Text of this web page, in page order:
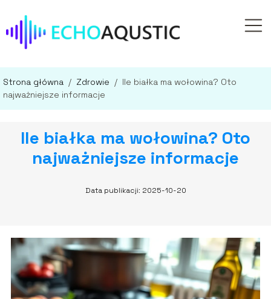
Strona główna / Zdrowie / Ile białka ma wołowina? Oto
najważniejsze informacje
Ile białka ma wołowina? Oto
najważniejsze informacje
Data publikacji: 2025-10-20